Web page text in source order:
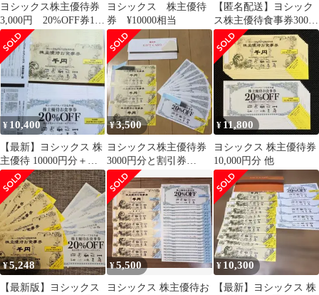
ヨシックス株主優待券
3,000円 20%OFF券10
枚
ヨシックス 株主優待
券 ¥10000相当
【匿名配送】ヨシック
ス株主優待食事券3000
円分 割引券20%OFF 10
枚
¥ 10,400
【最新】ヨシックス 株
主優待 10000円分＋
20％割引5枚
¥3,500
ヨシックス株主優待券
3000円分と割引券
20%OFF 10枚
¥ 11,800
ヨシックス 株主優待券
10,000円分 他
¥5,248
【最新版】ヨシックス
¥5,500
ヨシックス 株主優待お
¥ 10,300
【最新】ヨシックス 株